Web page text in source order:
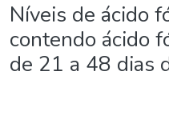
Níveis de ácido
contendo ácido
de 21 a 48 dias